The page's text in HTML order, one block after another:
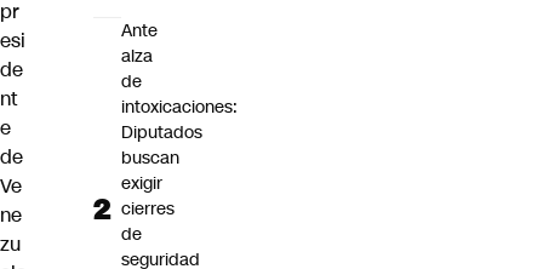
pr
esi
de
nt
e
de
Ve
ne
zu
Ante
alza
de
intoxicaciones:
Diputados
buscan
exigir
cierres
de
seguridad